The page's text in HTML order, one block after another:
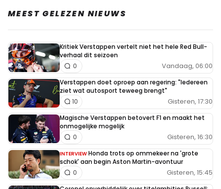
MEEST GELEZEN NIEUWS
Kritiek Verstappen vertelt niet het hele Red Bull-
verhaal dit seizoen
Vandaag, 06:00
0
Verstappen doet oproep aan regering: "Iedereen
ziet wat autosport teweeg brengt"
Gisteren, 17:30
10
Magische Verstappen betovert F1 en maakt het
onmogelijke mogelijk
Gisteren, 16:30
0
INTERVIEW Honda trots op ommekeer na 'grote
schok' aan begin Aston Martin-avontuur
Gisteren, 15:45
0